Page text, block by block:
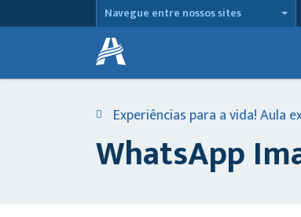
Navegue entre nossos sites
Experiências para a vida! Aula
WhatsApp